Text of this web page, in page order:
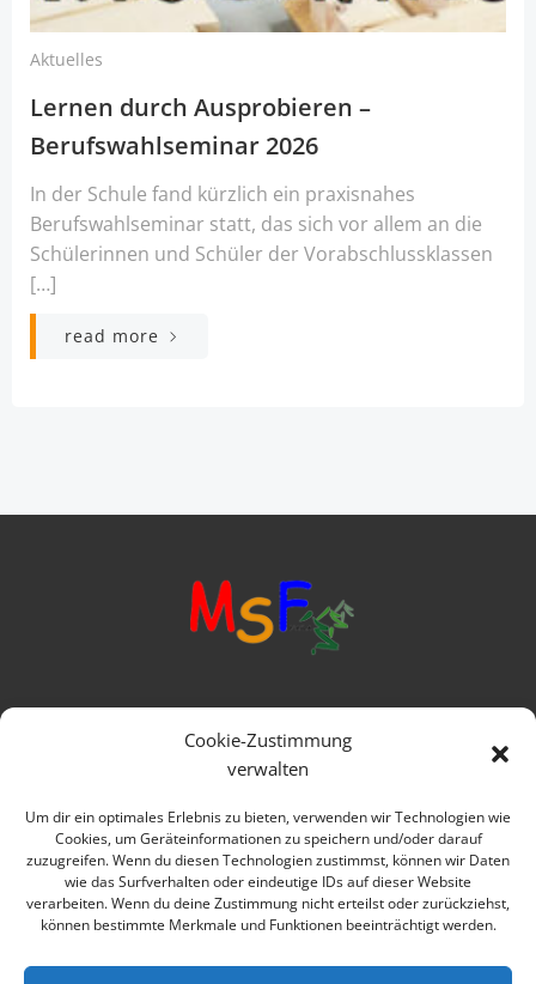
Cookie-Zustimmung
verwalten
Um dir ein optimales Erlebnis zu bieten, verwenden wir Technologien wie
Cookies, um Geräteinformationen zu speichern und/oder darauf
zuzugreifen. Wenn du diesen Technologien zustimmst, können wir Daten
wie das Surfverhalten oder eindeutige IDs auf dieser Website
verarbeiten. Wenn du deine Zustimmung nicht erteilst oder zurückziehst,
können bestimmte Merkmale und Funktionen beeinträchtigt werden.
Aktuelles
Lernen durch Ausprobieren –
Berufswahlseminar 2026
In der Schule fand kürzlich ein praxisnahes
Berufswahlseminar statt, das sich vor allem an die
Schülerinnen und Schüler der Vorabschlussklassen
[…]
read more
Ringstraße 1
95119 Naila
Telefon: 09282 979080
E-mail: verwaltung@msfrankenwald.de
Impressum Datenschutz